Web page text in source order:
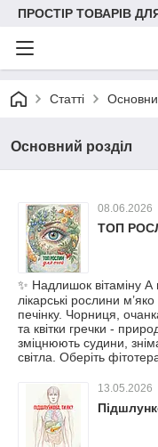
ПРОСТІР ТОВАРІВ
Статті
Основний розділ
08.06.2026
ТОП
✨ Надлишок вітаміну А
лікарські рослини
печінку. Чорниця,
та квітки гречки -
зміцнюють судини,
світла. Оберіть
13.05.2026